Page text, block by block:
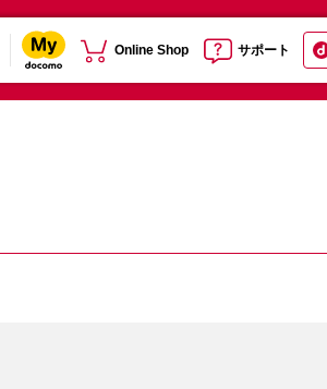
Online Shop サポート